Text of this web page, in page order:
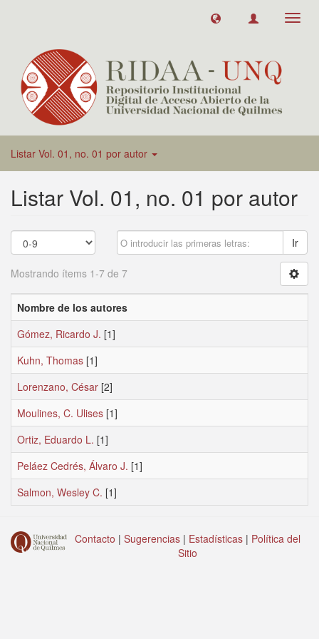
Listar Vol. 01, no. 01 por autor
Listar Vol. 01, no. 01 por autor
Ir
Mostrando ítems 1-7 de 7
Nombre de los autores
Gómez, Ricardo J. [1]
Kuhn, Thomas [1]
Lorenzano, César [2]
Moulines, C. Ulises [1]
Ortiz, Eduardo L. [1]
Peláez Cedrés, Álvaro J. [1]
Salmon, Wesley C. [1]
Contacto | Sugerencias | Estadísticas | Política del
Sitio